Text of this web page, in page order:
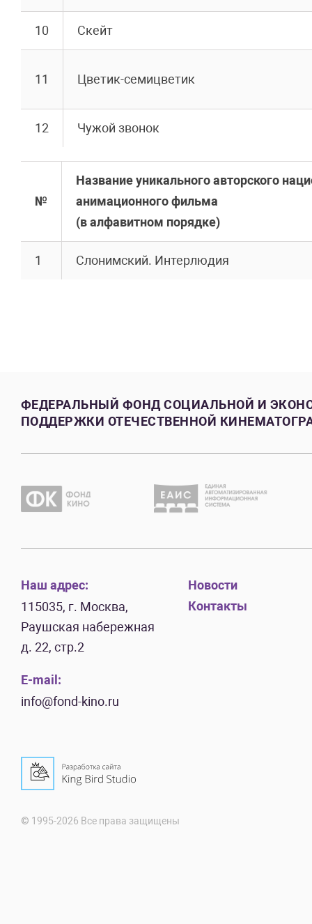
10 Скейт
11 Цветик-семицветик
12 Чужой звонок
№
Название уникального авторского
анимационного фильма
(в алфавитном порядке)
1 Слонимский. Интерлюдия
ФЕДЕРАЛЬНЫЙ ФОНД СОЦИАЛЬНОЙ И
ПОДДЕРЖКИ ОТЕЧЕСТВЕННОЙ
Наш адрес:
115035, г. Москва,
Раушская набережная
д. 22, стр.2
E-mail:
info@fond-kino.ru
Новости
Контакты
© 1995-2026 Все права защищены